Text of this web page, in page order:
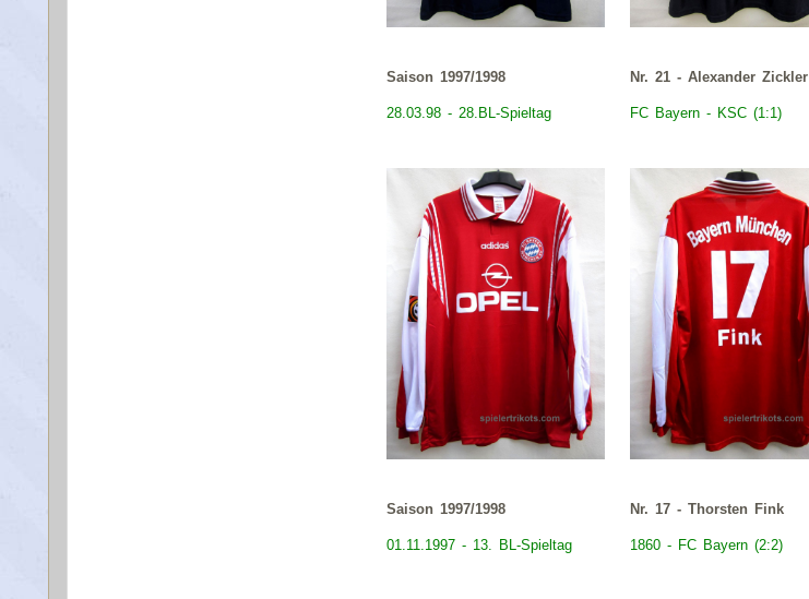
Saison 1997/1998
28.03.98 - 28.BL-Spieltag
Nr. 21 - Alexander Zickler
FC Bayern - KSC (1:1)
Saison 1997/1998
01.11.1997 - 13. BL-Spieltag
Nr. 17 - Thorsten Fink
1860 - FC Bayern (2:2)